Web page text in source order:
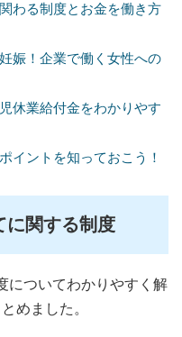
わる制度とお金を働き方
娠！企業で働く女性への
休業給付金をわかりやす
イントを知っておこう！
に関する制度
についてわかりやすく解
めました。